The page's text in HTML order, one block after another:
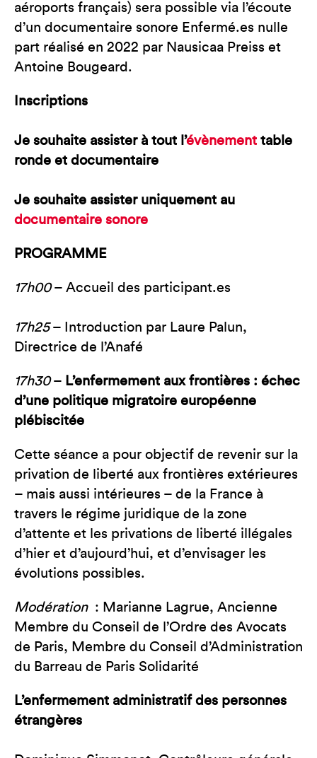
aéroports français) sera possible via l’écoute
d’un documentaire sonore Enfermé.es nulle
part réalisé en 2022 par Nausicaa Preiss et
Antoine Bougeard.
Inscriptions
Je souhaite assister à tout l’évènement table
ronde et documentaire
Je souhaite assister uniquement au
documentaire sonore
PROGRAMME
17h00– Accueil des participant.es
17h25– Introduction par Laure Palun,
Directrice de l’Anafé
17h30– L’enfermement aux frontières : échec
d’une politique migratoire européenne
plébiscitée
Cette séance a pour objectif de revenir sur la
privation de liberté aux frontières extérieures
– mais aussi intérieures – de la France à
travers le régime juridique de la zone
d’attente et les privations de liberté illégales
d’hier et d’aujourd’hui, et d’envisager les
évolutions possibles.
Modération : Marianne Lagrue, Ancienne
Membre du Conseil de l’Ordre des Avocats
de Paris, Membre du Conseil d’Administration
du Barreau de Paris Solidarité
L’enfermement administratif des personnes
étrangères